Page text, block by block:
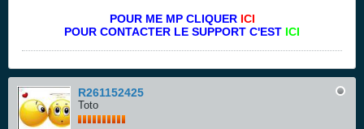
POUR ME MP CLIQUER ICI
POUR CONTACTER LE SUPPORT C'EST ICI
R261152425
Toto